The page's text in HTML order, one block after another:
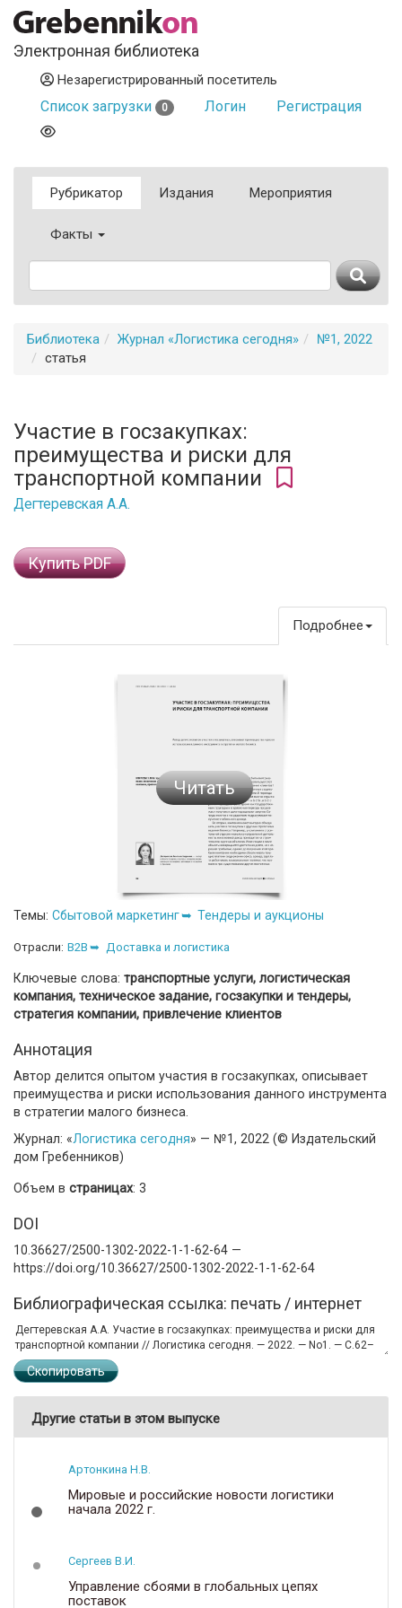
Электронная библиотека
Незарегистрированный посетитель
Список загрузки 0 Логин Регистрация
Рубрикатор Издания Мероприятия
Факты
Библиотека Журнал «Логистика сегодня»
№1, 2022
статья
Участие в госзакупках:
преимущества и риски для
транспортной компании
Дегтеревская А.А.
Купить PDF
Подробнее
Читать
Темы: Сбытовой маркетинг Тендеры и аукционы
Отрасли: B2B Доставка и логистика
Ключевые слова: транспортные услуги, логистическая
компания, техническое задание, госзакупки и тендеры,
стратегия компании, привлечение клиентов
Аннотация
Автор делится опытом участия в госзакупках, описывает
преимущества и риски использования данного инструмента
в стратегии малого бизнеса.
Журнал: «Логистика сегодня» — №1, 2022 (© Издательский
дом Гребенников)
Объем в страницах: 3
DOI
10.36627/2500-1302-2022-1-1-62-64 —
https://doi.org/10.36627/2500-1302-2022-1-1-62-64
Библиографическая ссылка: печать / интернет
Скопировать
Другие статьи в этом выпуске
Артонкина Н.В.
Мировые и российские новости логистики
начала 2022 г.
Сергеев В.И.
Управление сбоями в глобальных цепях
поставок